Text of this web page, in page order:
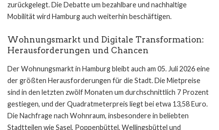
zurückgelegt. Die Debatte um bezahlbare und nachhaltige
Mobilität wird Hamburg auch weiterhin beschäftigen.
Wohnungsmarkt und Digitale Transformation:
Herausforderungen und Chancen
Der Wohnungsmarkt in Hamburg bleibt auch am 05. Juli 2026 eine
der größten Herausforderungen für die Stadt. Die Mietpreise
sind in den letzten zwölf Monaten um durchschnittlich 7 Prozent
gestiegen, und der Quadratmeterpreis liegt bei etwa 13,58 Euro.
Die Nachfrage nach Wohnraum, insbesondere in beliebten
Stadtteilen wie Sasel, Poppenbüttel, Wellingsbüttel und